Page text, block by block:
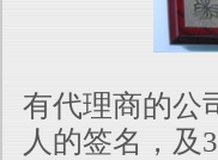
有代理商的公
人的签名，及